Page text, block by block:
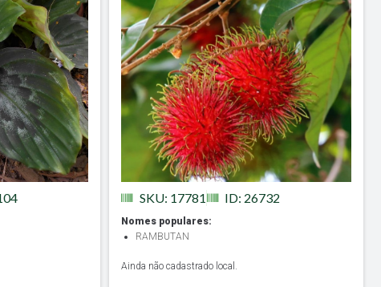
SKU: 17781 ID: 26732
Nomes populares:
RAMBUTAN
Ainda não cadastrado local.